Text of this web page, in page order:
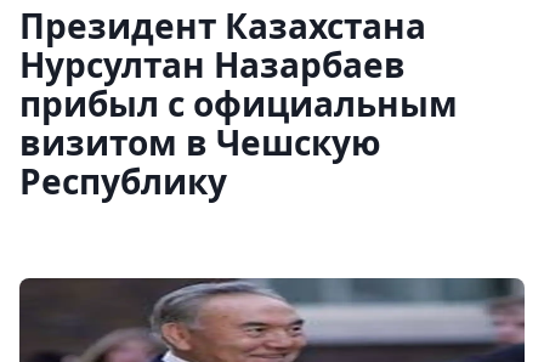
Президент Казахстана
Нурсултан Назарбаев
прибыл с официальным
визитом в Чешскую
Республику